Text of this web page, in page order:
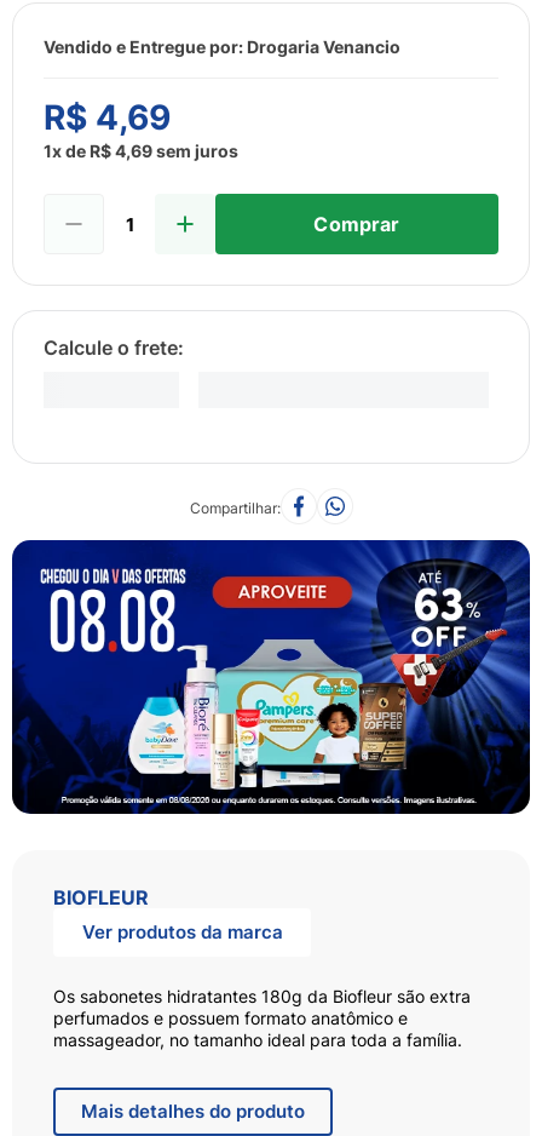
Vendido e Entregue por: Drogaria Venancio
R$ 4,69
1x de R$4,69sem juros
Comprar
Compartilhar
BIOFLEUR
Ver produtos da marca
Os sabonetes hidratantes 180g da Biofleur são extra
perfumados e possuem formato anatômico e
massageador, no tamanho ideal para toda a família.
cremosa que deixa a pele limpa, macia e perfumada.
Mais detalhes do produto
8º
esmalte
fralda